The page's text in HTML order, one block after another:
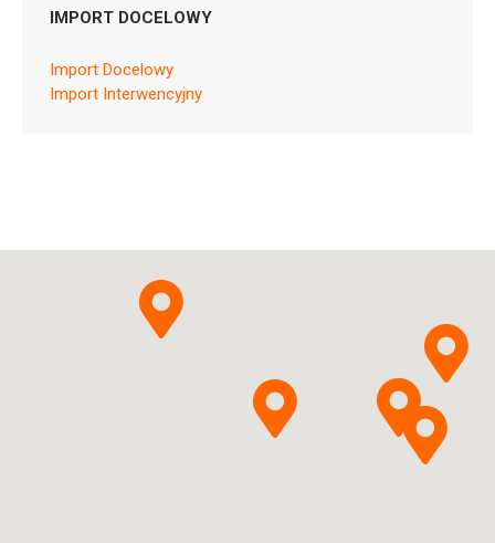
IMPORT DOCELOWY
Import Docelowy
Import Interwencyjny